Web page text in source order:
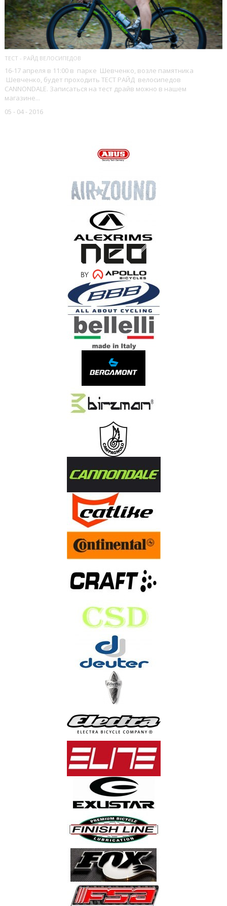
ТЕСТ - РАЙД ВЕЛОСИПЕДОВ
16-17 апреля в 11:00 в парке Шевченко, возле памятника
Шевченко, будет проходить ТЕСТ РАЙД велосипедов
CANNONDALE. Записаться на тест драйв можно в нашем
магазине...
05 - 04 - 2016